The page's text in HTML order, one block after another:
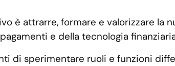
è attrarre, formare e valorizzare la
e della tecnologia
di sperimentare ruoli e funzioni